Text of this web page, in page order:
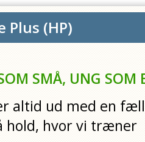
Plus (HP)
SMÅ, UNG SOM
altid ud med en
hold, hvor vi træner